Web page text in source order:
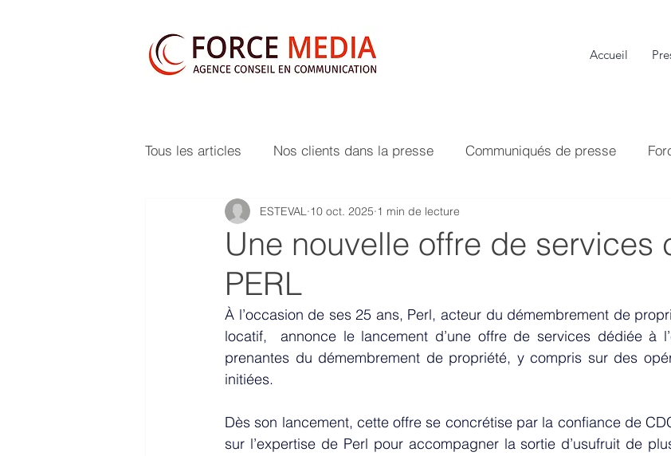
Accueil
Tous les articles Nos clients dans la presse Communiqués de presse
Une nouvelle offre de services
PERL
ESTEVAL 10 oct. 2025 1 min de lecture
À l’occasion de ses 25 ans, Perl, acteur du démembrement de
locatif,  annonce le lancement d’une offre de services dédiée à
prenantes du démembrement de propriété, y compris sur des
initiées.
Dès son lancement, cette offre se concrétise par la confiance de
sur l’expertise de Perl pour accompagner la sortie d’usufruit de